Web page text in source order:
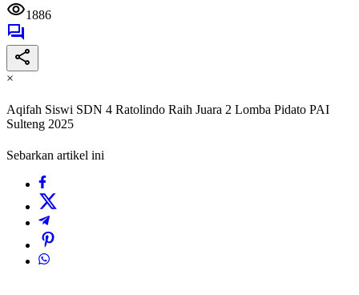
1886
×
Aqifah Siswi SDN 4 Ratolindo Raih Juara 2 Lomba Pidato PAI
Sulteng 2025
Sebarkan artikel ini